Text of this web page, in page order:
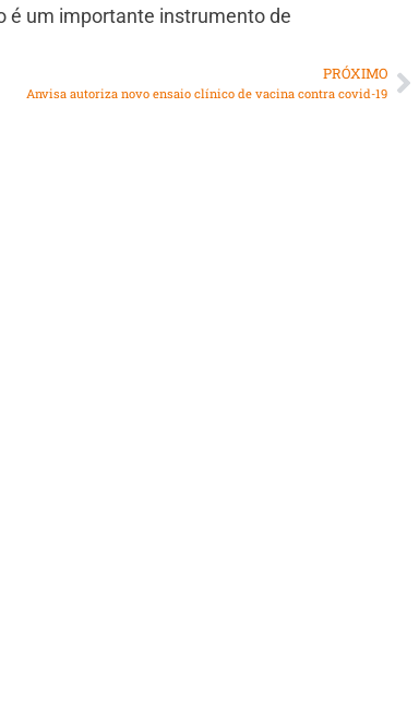
é um importante instrumento de
PRÓXIMO
Anvisa autoriza novo ensaio clínico de vacina contra covid-19